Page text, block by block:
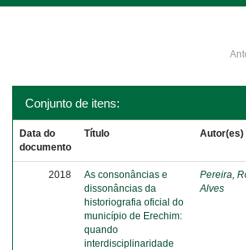
Conjunto de itens:
Data do
documento
Título Autor(es)
2018
As consonâncias e
dissonâncias da
historiografia oficial do
município de Erechim:
quando
interdisciplinaridade
Pereira,
Alves